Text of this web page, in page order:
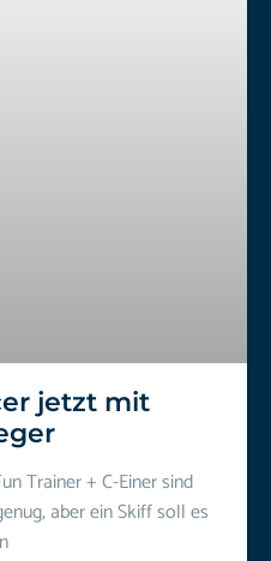
jetzt mit
Trainer + C-Einer sind
aber ein Skiff soll es